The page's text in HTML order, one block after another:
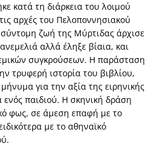
κατά τη διάρκεια του λοιμού
αρχές του Πελοποννησιακού
ζωή της Μύρτιδας άρχισε
αλλά έληξε βίαια, και
συγκρούσεων. Η παράσταση
τρυφερή ιστορία του βιβλίου,
για την αξία της ειρηνικής
παιδιού. Η σκηνική δράση
φως, σε άμεση επαφή με το
με το αθηναϊκό